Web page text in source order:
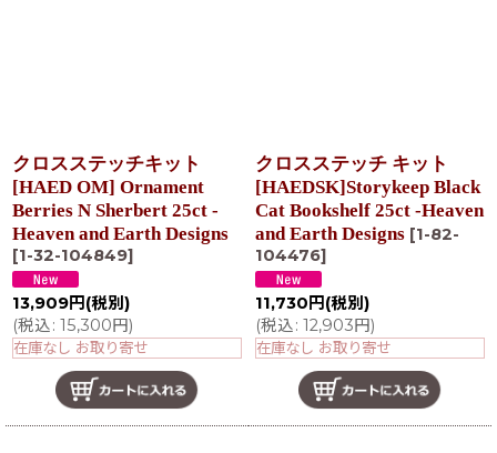
クロスステッチキット
[HAED OM] Ornament
Berries N Sherbert 25ct -
Heaven and Earth Designs
[1-32-104849]
13,909円 (税別)
(税込: 15,300円)
在庫なし お取り寄せ
クロスステッチ キット
[HAEDSK]Storykeep Black
Cat Bookshelf 25ct -Heaven
and Earth Designs [1-82-
104476]
11,730 円 (税別)
(税込: 12,903円)
在庫なし お取り寄せ